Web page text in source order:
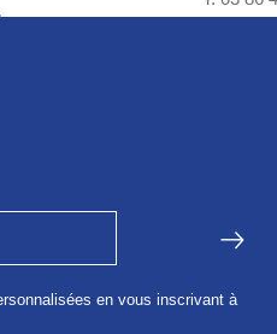
en vous inscrivant à